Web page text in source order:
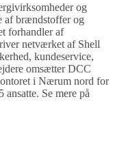
og
af brændstoffer og
forhandler af
netværket af Shell
kundeservice,
omsætter DCC
i Nærum nord for
Se mere på